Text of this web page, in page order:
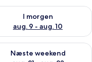
aug. 9
I morgen
aug. 9 - aug. 10
tilgængelighed for i
aug. 14 - aug. 16
Næste weekend
for næste